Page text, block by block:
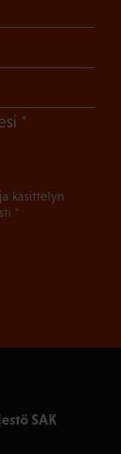
SAK
(Pakollinen)
käsittelyn
*